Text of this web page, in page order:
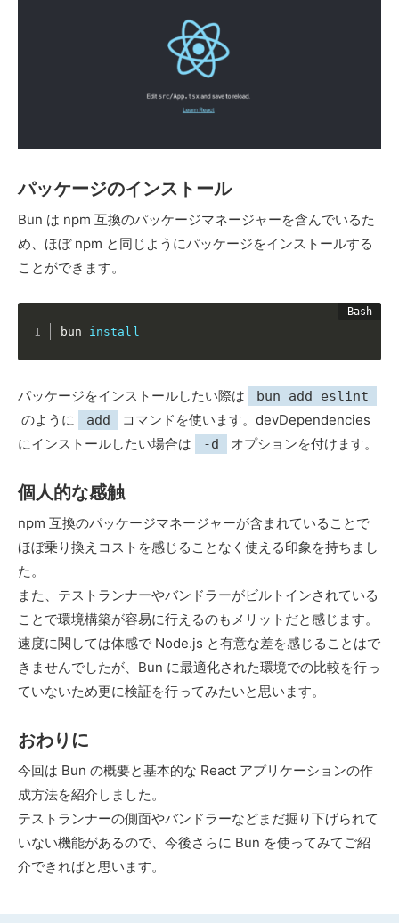
パッケージのインストール
Bun は npm 互換のパッケージマネージャーを含んでいるた
め、ほぼ npm と同じようにパッケージをインストールする
ことができます。
bun install
パッケージをインストールしたい際は bun add eslint
のように add
コマンドを使います。devDependencies
にインストールしたい場合は
-d オプションを付けます。
個人的な感触
npm 互換のパッケージマネージャーが含まれていることで
ほぼ乗り換えコストを感じることなく使える印象を持ちまし
た。
また、テストランナーやバンドラーがビルトインされている
ことで環境構築が容易に行えるのもメリットだと感じます。
速度に関しては体感で Node.js と有意な差を感じることはで
きませんでしたが、Bun に最適化された環境での比較を行っ
ていないため更に検証を行ってみたいと思います。
おわりに
今回は Bun の概要と基本的な React アプリケーションの作
成方法を紹介しました。
テストランナーの側面やバンドラーなどまだ掘り下げられて
いない機能があるので、今後さらに Bun を使ってみてご紹
介できればと思います。